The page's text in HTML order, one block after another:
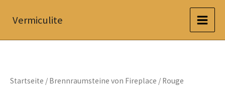
InhaltVermiculite
Startseite / Brennraumsteine von Fireplace / Rouge